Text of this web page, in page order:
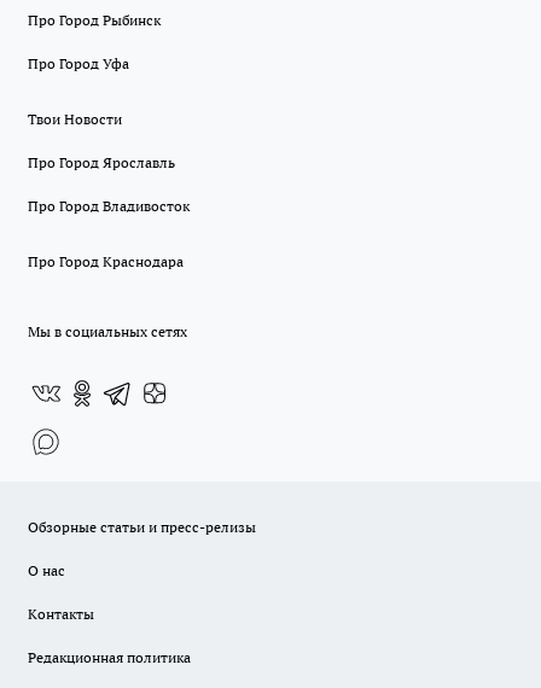
Про Город Рыбинск
Про Город Уфа
Твои Новости
Про Город Ярославль
Про Город Владивосток
Про Город Краснодара
Мы в социальных сетях
Обзорные статьи и пресс-релизы
О нас
Контакты
Редакционная политика